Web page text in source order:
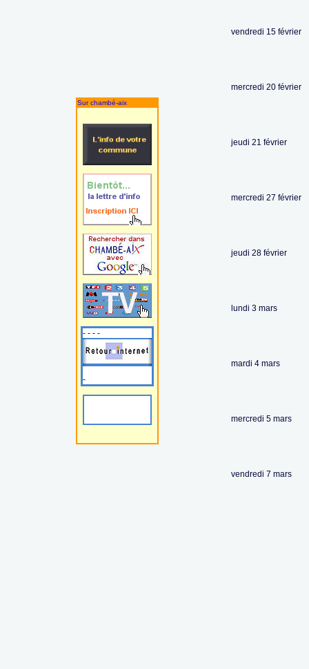
Sur chambé-aix
- - - -
-
vendredi 15 février
mercredi 20 février
jeudi 21 février
mercredi 27 février
jeudi 28 février
lundi 3 mars
mardi 4 mars
mercredi 5 mars
vendredi 7 mars